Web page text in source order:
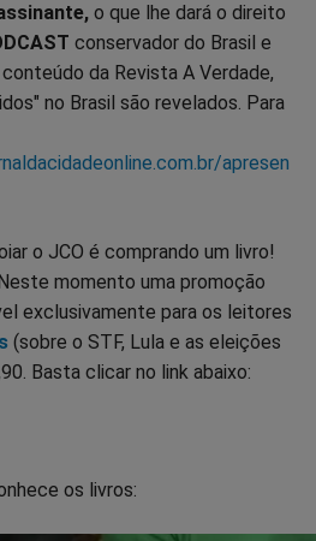
o que lhe dará o direito
conservador do Brasil e
da Revista A Verdade,
no Brasil são revelados. Para
apresen
o JCO é comprando um livro!
momento uma promoção
exclusivamente para os leitores
(sobre o STF, Lula e as eleições
Basta clicar no link abaixo:
os livros: